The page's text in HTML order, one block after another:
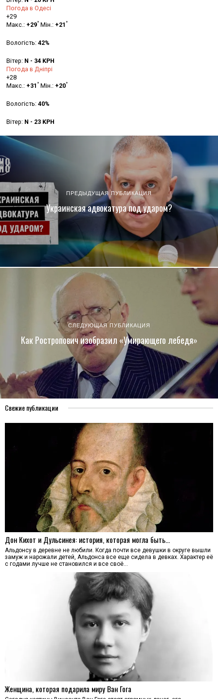
Погода в Одесі
+29
Макс.: +29° Мін.: +21 °
Вологість:42%
Вітер: N - 34 KPH
Погода в Дніпрі
+28
Макс.: +31 ° Мін.: +20°
Вологість:40%
Вітер: N - 23 KPH
ПРЕДЫДУЩАЯ ПУБЛИКАЦИЯ
Украинская адвокатура под ударом?
СЛЕДУЮЩАЯ ПУБЛИКАЦИЯ
Как Ростропович изобразил «Умирающего лебедя»
Свежие публикации
Дон Кихот и Дульсинея: история, которая могла быть…
Альдонсу в деревне не любили. Когда почти все девушки в округе вышли
замуж и нарожали детей, Альдонса все еще сидела в девках. Характер её
с годами лучше не становился и все своё…
Женщина, которая подарила миру Ван Гога